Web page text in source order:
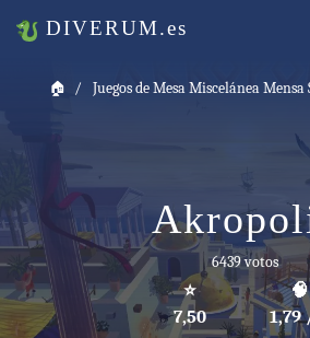
DIVERUM.es
🏠 Juegos de Mesa Miscelánea Mensa
6439 votos
⭐
7,50
🧠
1,79